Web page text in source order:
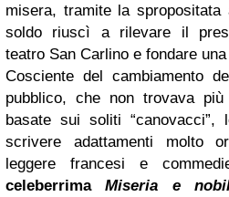
misera, tramite la spropositata
soldo riuscì a rilevare il
teatro San Carlino e fondare
Cosciente del cambiamento
pubblico, che non trovava
basate sui soliti
scrivere adattamenti molto
leggere francesi e
celeberrimaMiseria e